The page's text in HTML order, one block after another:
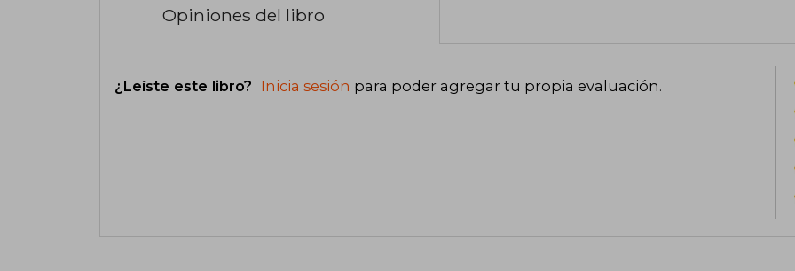
Opiniones del libro
¿Leíste este libro? Inicia sesión para poder agregar tu propia evaluación.